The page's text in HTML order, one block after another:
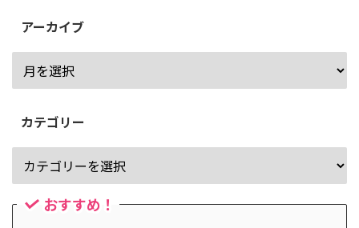
アーカイブ
カテゴリー
おすすめ！